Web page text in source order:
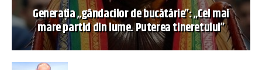
Generația „gândacilor de bucătărie”: „Cel mai
mare partid din lume. Puterea tineretului”